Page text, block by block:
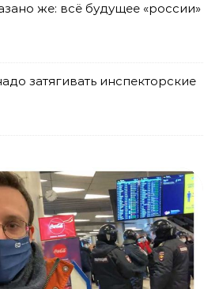
же: всё будущее «россии»
затягивать инспекторские